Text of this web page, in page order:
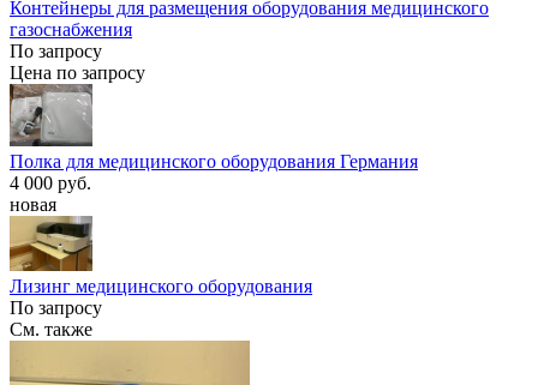
Контейнеры для размещения оборудования медицинского
газоснабжения
По запросу
Цена по запросу
Полка для медицинского оборудования Германия
4 000 руб.
новая
Лизинг медицинского оборудования
По запросу
См. также